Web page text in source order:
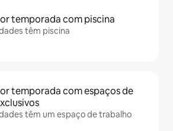
temporada com piscina
têm piscina
temporada com espaços de
têm um espaço de trabalho